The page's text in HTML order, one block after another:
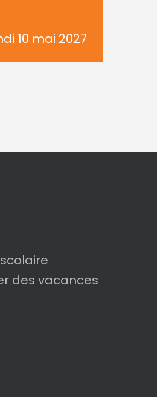
10 mai 2027
des vacances